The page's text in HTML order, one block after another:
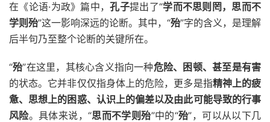
在《论语·为政》篇中，孔子提出了“学而不思则罔，思而不
学则殆”这一影响深远的论断。其中，“殆”字的含义，是理解
后半句乃至整个论断的关键所在。
“殆”在这里，其核心含义指向一种危险、困顿、甚至是有害
的状态。它并非仅仅指身体上的危险，更多是指精神上的疲
惫、思想上的困惑、认识上的偏差以及由此可能导致的行事
风险。具体来说，“思而不学则殆”中的“殆”，可以从以下几